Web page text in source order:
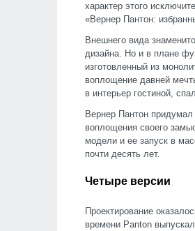
характер этого
«Вернер Пантон:
Внешнего вида
дизайна. Но и в плане
изготовленный из
воплощение давней
в интерьер гостиной,
Вернер Пантон
воплощения своего
модели и ее запуск в
почти десять лет.
Четыре версии
Проектирование
времени Panton